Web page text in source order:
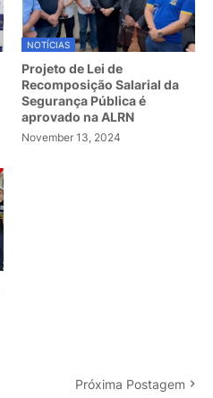
NOTÍCIAS
Projeto de Lei de
Recomposição Salarial da
Segurança Pública é
aprovado na ALRN
November 13, 2024
Próxima Postagem